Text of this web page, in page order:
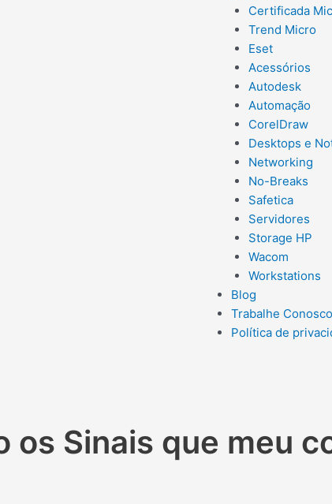
Certificada
Trend Micro
Eset
Acessórios
Autodesk
Automação
CorelDraw
Desktops e
Networking
No-Breaks
Safetica
Servidores
Storage HP
Wacom
Workstations
Blog
Trabalhe Conosco
Política de
os Sinais que meu